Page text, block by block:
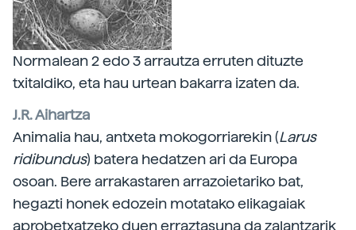
Normalean 2 edo 3 arrautza erruten dituzte
txitaldiko, eta hau urtean bakarra izaten da.
J.R. Aihartza
Animalia hau, antxeta mokogorriarekin (Larus
ridibundus) batera hedatzen ari da Europa
osoan. Bere arrakastaren arrazoietariko bat,
hegazti honek edozein motatako elikagaiak
aprobetxatzeko duen erraztasuna da zalantzarik